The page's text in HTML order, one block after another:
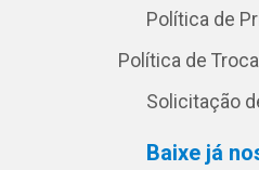
Política de
Política de
Solicitação
Baixe já